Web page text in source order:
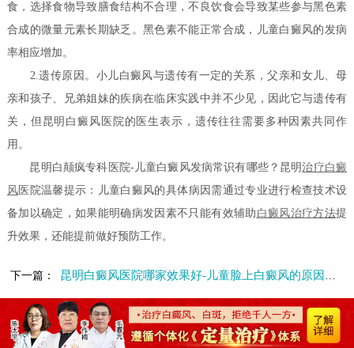
食，选择食物导致膳食结构不合理，不良饮食会导致某些参与黑色素
合成的微量元素长期缺乏。黑色素不能正常合成，儿童白癜风的发病
率相应增加。
2.遗传原因。小儿白癜风与遗传有一定的关系，父亲和女儿、母
亲和孩子、兄弟姐妹的疾病在临床实践中并不少见，因此它与遗传有
关，但昆明白癜风医院的医生表示，遗传往往需要多种因素共同作
用。
昆明白颠疯专科医院-儿童白癜风发病常识有哪些？昆明治疗白癜
风 医院温馨提示：儿童白癜风的具体病因需通过专业进行检查技术设
备加以确定，如果能明确病发因素不只能有效辅助 白癜风治疗方法提
升效果，还能提前做好预防工作。
下一篇： 昆明白癜风医院哪家效果好-儿童脸上白癜风的原因是什么呢